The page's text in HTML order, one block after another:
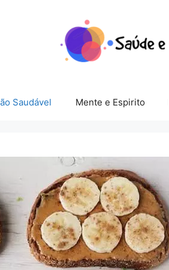
Saudável Mente e Espirito